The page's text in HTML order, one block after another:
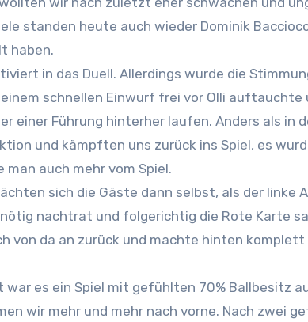
standen heute auch wieder Dominik
haben.
in das Duell. Allerdings wurde die
schnellen Einwurf frei vor Olli
einer Führung hinterher laufen. Anders als in
und kämpften uns zurück ins Spiel, es
auch mehr vom Spiel.
sich die Gäste dann selbst, als der linke
nachtrat und folgerichtig die Rote Karte
von da an zurück und machte hinten
war es ein Spiel mit gefühlten 70% Ballbesitz
wir mehr und mehr nach vorne. Nach zwei